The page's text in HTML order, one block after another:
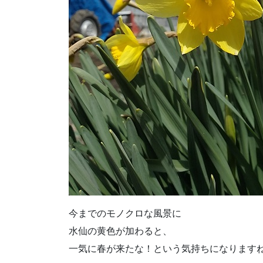
今までのモノクロな風景に
水仙の黄色が加わると、
一気に春が来たな！という気持ちになります